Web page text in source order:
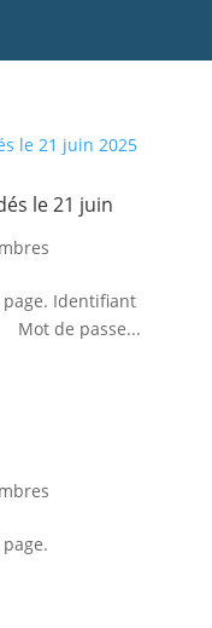
le 21 juin
Identifiant
Mot de passe...